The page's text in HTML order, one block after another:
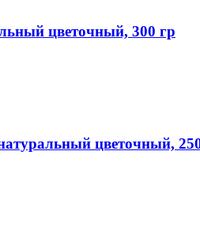
цветочный, 300 гр
цветочный,